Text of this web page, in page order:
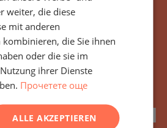
Sie alle
Updates und
FRENCH
ROMANIAN
weiter, die diese
mit anderen
die Sie ihnen
oder die sie im
ihrer Dienste
Прочетете още
ALLE AKZEPTIEREN